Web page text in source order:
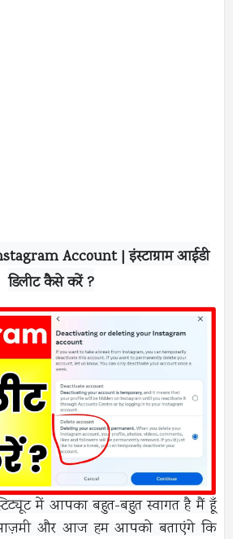
Account | इंस्टाग्राम आईडी
डिलीट कैसे करें ?
में आपका बहुत-बहुत स्वागत है मैं हूँ
और आज हम आपको बताएंगे कि